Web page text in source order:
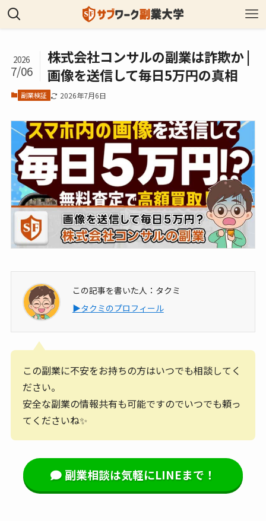
株式会社コンサルの副業は詐欺か |
画像を送信して毎日5万円の真相
2026
7/06
副業検証 2026年7月6日
この記事を書いた人：タクミ
▶タクミのプロフィール
この副業に不安をお持ちの方はいつでも相談してく
ださい。
安全な副業の情報共有も可能ですのでいつでも頼っ
てくださいね✨
副業相談は気軽にLINEまで！